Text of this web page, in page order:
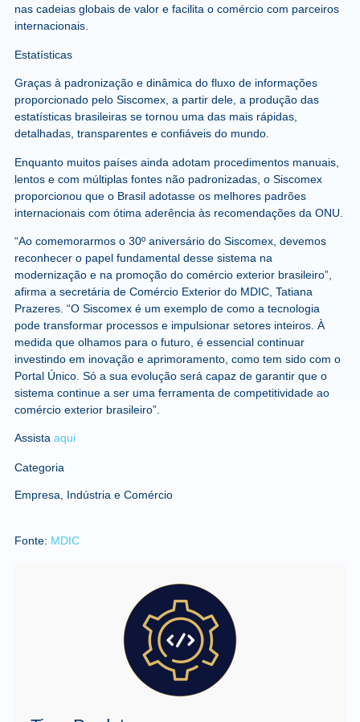
nas cadeias globais de valor e facilita o comércio com parceiros
internacionais.
Estatísticas
Graças à padronização e dinâmica do fluxo de informações
proporcionado pelo Siscomex, a partir dele, a produção das
estatísticas brasileiras se tornou uma das mais rápidas,
detalhadas, transparentes e confiáveis do mundo.
Enquanto muitos países ainda adotam procedimentos manuais,
lentos e com múltiplas fontes não padronizadas, o Siscomex
proporcionou que o Brasil adotasse os melhores padrões
internacionais com ótima aderência às recomendações da ONU.
“Ao comemorarmos o 30º aniversário do Siscomex, devemos
reconhecer o papel fundamental desse sistema na
modernização e na promoção do comércio exterior brasileiro”,
afirma a secretária de Comércio Exterior do MDIC, Tatiana
Prazeres. “O Siscomex é um exemplo de como a tecnologia
pode transformar processos e impulsionar setores inteiros. À
medida que olhamos para o futuro, é essencial continuar
investindo em inovação e aprimoramento, como tem sido com o
Portal Único. Só a sua evolução será capaz de garantir que o
sistema continue a ser uma ferramenta de competitividade ao
comércio exterior brasileiro”.
Assista aqui
Categoria
Empresa, Indústria e Comércio
Fonte: MDIC